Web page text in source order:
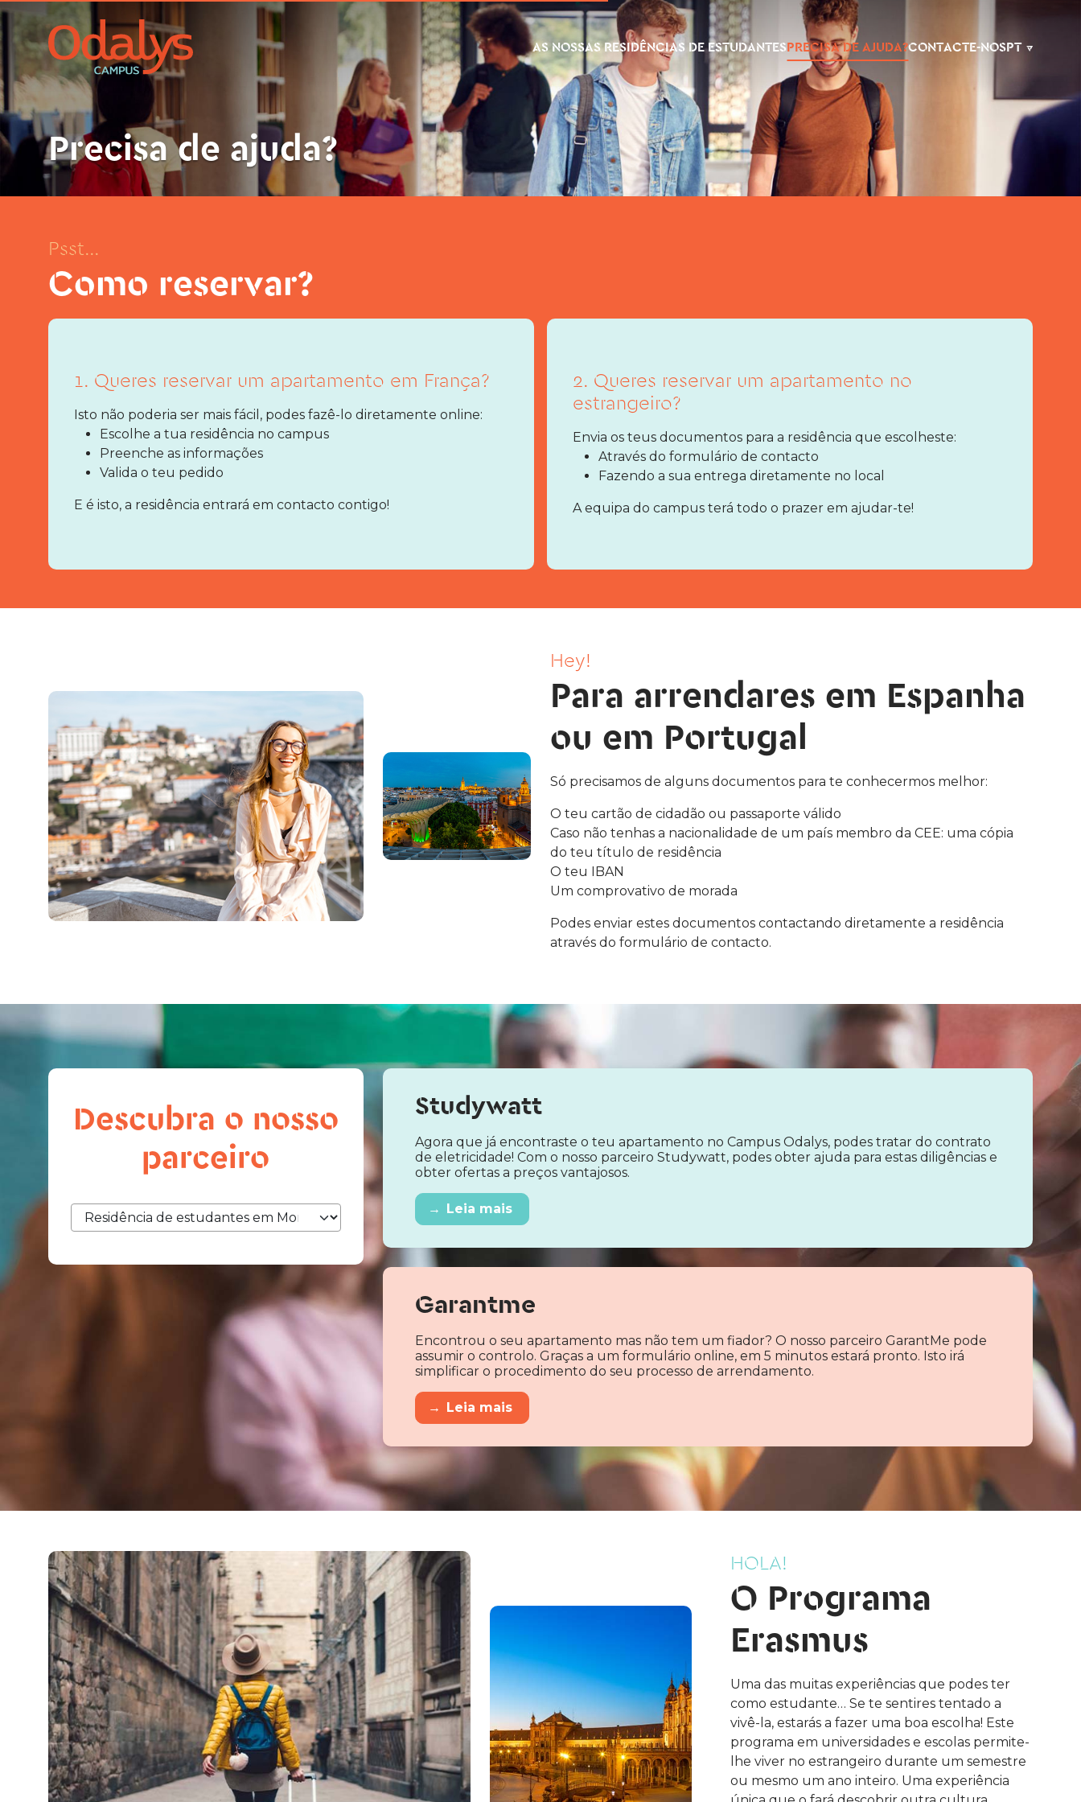
AS NOSSAS RESIDÊNCIAS DE ESTUDANTESPRECISA DE AJUDA?CONTACTE-NOSPT
Precisa de ajuda?
Psst...
Como reservar?
1. Queres reservar um apartamento em França?
Isto não poderia ser mais fácil, podes fazê-lo diretamente online:
Escolhe a tua residência no campus
Preenche as informações
Valida o teu pedido
E é isto, a residência entrará em contacto contigo!
2. Queres reservar um apartamento no
estrangeiro?
Envia os teus documentos para a residência que escolheste:
Através do formulário de contacto
Fazendo a sua entrega diretamente no local
A equipa do campus terá todo o prazer em ajudar-te!
Hey!
Para arrendares em Espanha
ou em Portugal
Só precisamos de alguns documentos para te conhecermos melhor:
O teu cartão de cidadão ou passaporte válido
Caso não tenhas a nacionalidade de um país membro da CEE: uma cópia
do teu título de residência
O teu IBAN
Um comprovativo de morada
Podes enviar estes documentos contactando diretamente a residência
através do formulário de contacto.
Descubra o nosso
parceiro
Studywatt
Agora que já encontraste o teu apartamento no Campus Odalys, podes tratar do contrato
de eletricidade! Com o nosso parceiro Studywatt, podes obter ajuda para estas diligências e
obter ofertas a preços vantajosos.
→ Leia mais
Garantme
Encontrou o seu apartamento mas não tem um fiador? O nosso parceiro GarantMe pode
assumir o controlo. Graças a um formulário online, em 5 minutos estará pronto. Isto irá
simplificar o procedimento do seu processo de arrendamento.
→ Leia mais
HOLA!
O Programa
Erasmus
Uma das muitas experiências que podes ter
como estudante… Se te sentires tentado a
vivê-la, estarás a fazer uma boa escolha! Este
programa em universidades e escolas permite-
lhe viver no estrangeiro durante um semestre
ou mesmo um ano inteiro. Uma experiência